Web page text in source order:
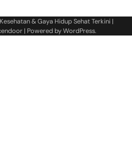
& Gaya Hidup Sehat Terkini |
| Powered byWordPress.